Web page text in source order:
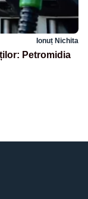
Ionuț Nichita
Petromidia